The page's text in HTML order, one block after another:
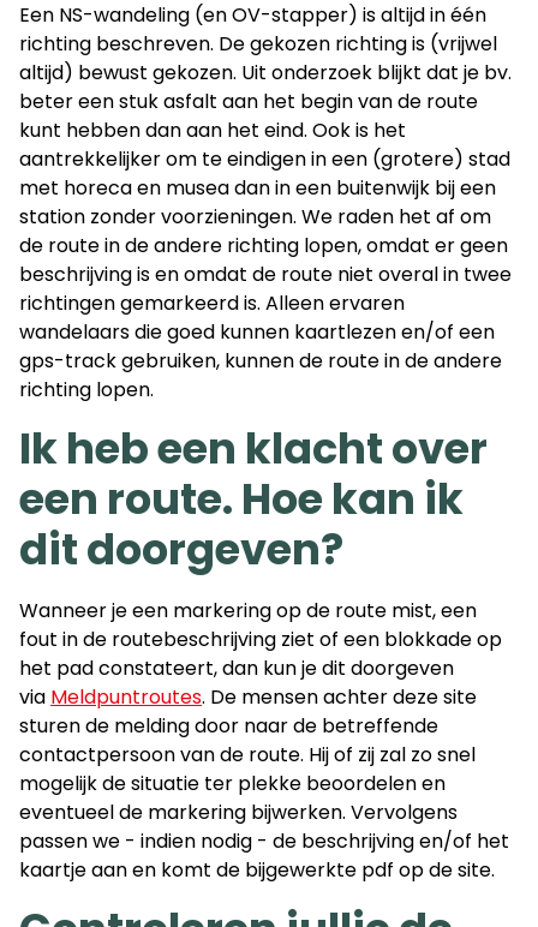
Een NS-wandeling (en OV-stapper) is altijd in één
richting beschreven. De gekozen richting is (vrijwel
altijd) bewust gekozen. Uit onderzoek blijkt dat je bv.
beter een stuk asfalt aan het begin van de route
kunt hebben dan aan het eind. Ook is het
aantrekkelijker om te eindigen in een (grotere) stad
met horeca en musea dan in een buitenwijk bij een
station zonder voorzieningen. We raden het af om
de route in de andere richting lopen, omdat er geen
beschrijving is en omdat de route niet overal in twee
richtingen gemarkeerd is. Alleen ervaren
wandelaars die goed kunnen kaartlezen en/of een
gps-track gebruiken, kunnen de route in de andere
richting lopen.
Ik heb een klacht over
een route. Hoe kan ik
dit doorgeven?
Wanneer je een markering op de route mist, een
fout in de routebeschrijving ziet of een blokkade op
het pad constateert, dan kun je dit doorgeven
via Meldpuntroutes. De mensen achter deze site
sturen de melding door naar de betreffende
contactpersoon van de route. Hij of zij zal zo snel
mogelijk de situatie ter plekke beoordelen en
eventueel de markering bijwerken. Vervolgens
passen we - indien nodig - de beschrijving en/of het
kaartje aan en komt de bijgewerkte pdf op de site.